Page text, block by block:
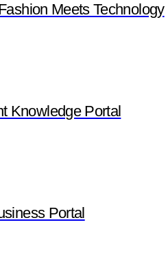
Meets Technology
Knowledge Portal
Portal